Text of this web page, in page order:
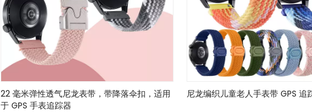
22 毫米弹性透气尼龙表带，带降落伞扣，适用
于 GPS 手表追踪器
尼龙编织儿童老人手表带 GPS 追